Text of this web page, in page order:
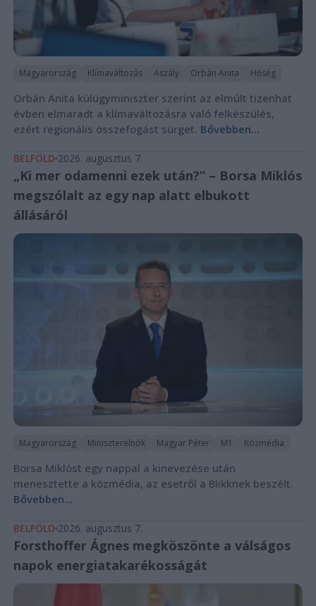
Magyarország Klímaváltozás Aszály Orbán Anita Hőség
Orbán Anita külügyminiszter szerint az elmúlt tizenhat
évben elmaradt a klímaváltozásra való felkészülés,
ezért regionális összefogást sürget. Bővebben...
BELFÖLD 2026. augusztus 7.
„Ki mer odamenni ezek után?” – Borsa Miklós
megszólalt az egy nap alatt elbukott
állásáról
Magyarország Miniszterelnök Magyar Péter M1 Közmédia
Borsa Miklóst egy nappal a kinevezése után
menesztette a közmédia, az esetről a Blikknek beszélt.
Bővebben...
BELFÖLD 2026. augusztus 7.
Forsthoffer Ágnes megköszönte a válságos
napok energiatakarékosságát